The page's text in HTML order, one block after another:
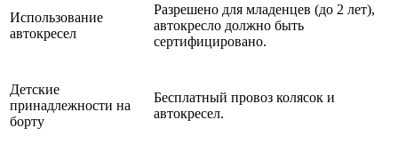
Использование
автокресел
Разрешено для младенцев (до 2 лет),
автокресло должно быть
сертифицировано.
Детские
принадлежности на
борту
Бесплатный провоз колясок и
автокресел.